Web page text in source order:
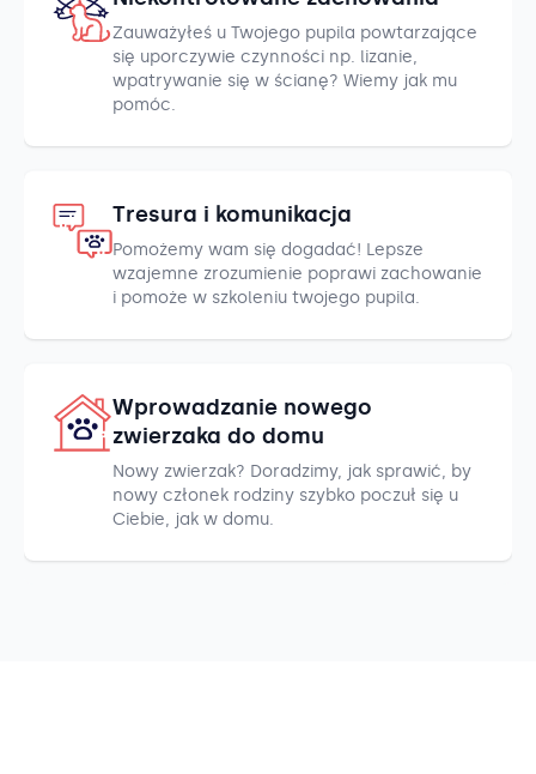
Zauważyłeś u Twojego pupila powtarzające
się uporczywie czynności np. lizanie,
wpatrywanie się w ścianę? Wiemy jak mu
pomóc.
Tresura i komunikacja
Pomożemy wam się dogadać! Lepsze
wzajemne zrozumienie poprawi zachowanie
i pomoże w szkoleniu twojego pupila.
Wprowadzanie nowego
zwierzaka do domu
Nowy zwierzak? Doradzimy, jak sprawić, by
nowy członek rodziny szybko poczuł się u
Ciebie, jak w domu.